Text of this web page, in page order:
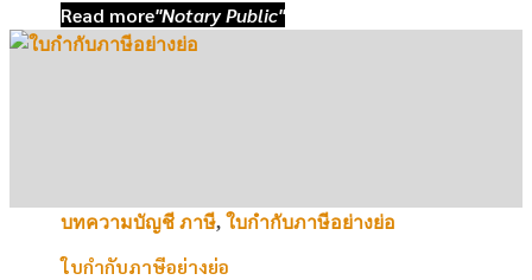
Read more"Notary Public"
บทความบัญชี ภาษี,ใบกำกับภาษีอย่างย่อ
ใบกำกับภาษีอย่างย่อ